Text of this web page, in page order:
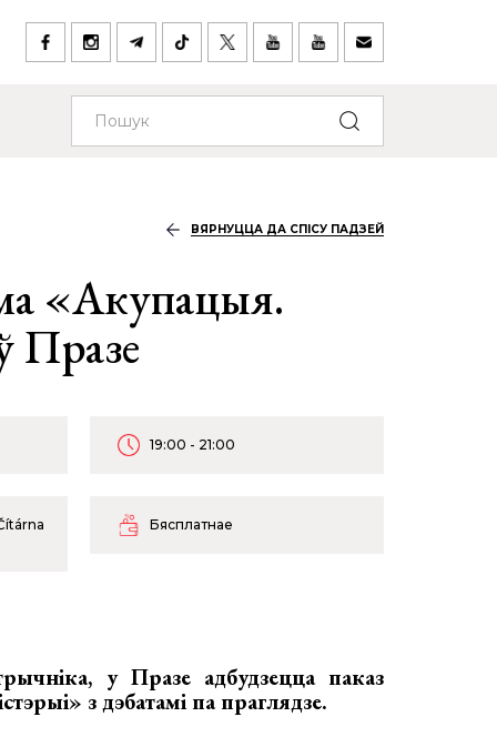
ВЯРНУЦЦА ДА СПІСУ ПАДЗЕЙ
«Акупацыя.
Празе
19:00 - 21:00
Бясплатнае
у Празе адбудзецца паказ
з дэбатамі па праглядзе.